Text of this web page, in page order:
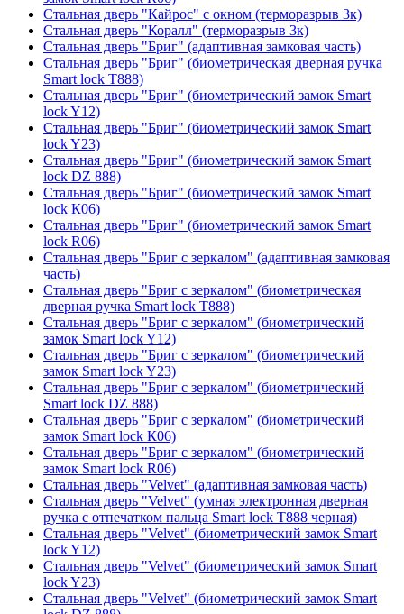
Стальная дверь "Кайрос" с окном (терморазрыв 3к)
Стальная дверь "Коралл" (терморазрыв 3к)
Стальная дверь "Бриг" (адаптивная замковая часть)
Стальная дверь "Бриг" (биометрическая дверная ручка
Smart lock T888)
Стальная дверь "Бриг" (биометрический замок Smart
lock Y12)
Стальная дверь "Бриг" (биометрический замок Smart
lock Y23)
Стальная дверь "Бриг" (биометрический замок Smart
lock DZ 888)
Стальная дверь "Бриг" (биометрический замок Smart
lock К06)
Стальная дверь "Бриг" (биометрический замок Smart
lock R06)
Стальная дверь "Бриг с зеркалом" (адаптивная замковая
часть)
Стальная дверь "Бриг с зеркалом" (биометрическая
дверная ручка Smart lock T888)
Стальная дверь "Бриг с зеркалом" (биометрический
замок Smart lock Y12)
Стальная дверь "Бриг с зеркалом" (биометрический
замок Smart lock Y23)
Стальная дверь "Бриг с зеркалом" (биометрический
Smart lock DZ 888)
Стальная дверь "Бриг с зеркалом" (биометрический
замок Smart lock К06)
Стальная дверь "Бриг с зеркалом" (биометрический
замок Smart lock R06)
Стальная дверь "Velvet" (адаптивная замковая часть)
Стальная дверь "Velvet" (умная электронная дверная
ручка с отпечатком пальца Smart lock T888 черная)
Стальная дверь "Velvet" (биометрический замок Smart
lock Y12)
Стальная дверь "Velvet" (биометрический замок Smart
lock Y23)
Стальная дверь "Velvet" (биометрический замок Smart